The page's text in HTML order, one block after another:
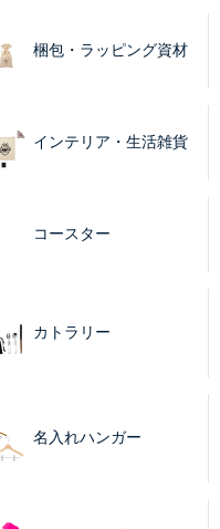
梱包・ラッピング資材
インテリア・生活雑貨
コースター
カトラリー
名入れハンガー